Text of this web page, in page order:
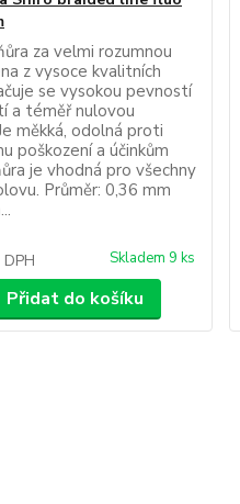
za velmi rozumnou
z vysoce kvalitních
se vysokou pevností
a téměř nulovou
měkká, odolná proti
poškození a účinkům
je vhodná pro všechny
Průměr: 0,36 mm
Skladem 9 ks
Přidat do košíku